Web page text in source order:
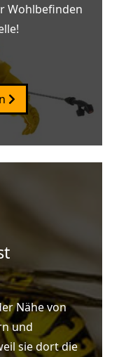
Wohlbefinden
Nähe von
und
sie dort die